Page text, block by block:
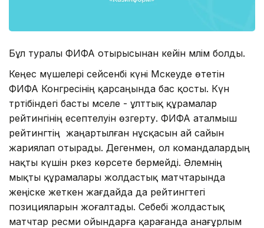
Бұл туралы ФИФА отырысынан кейін мәлім болды.
Кеңес мүшелері сейсенбі күні Мәскеуде өтетін
ФИФА Конгресінің қарсаңында бас қосты. Күн
тәртібіндегі басты мәселе - ұлттық құрамалар
рейтингінің есептелуін өзгерту. ФИФА аталмыш
рейтингтің жаңартылған нұсқасын ай сайын
жариялап отырады. Дегенмен, ол командалардың
нақты күшін әркез көрсете бермейді. Әлемнің
мықты құрамалары жолдастық матчтарында
жеңіске жеткен жағдайда да рейтингтегі
позицияларын жоғалтады. Себебі жолдастық
матчтар ресми ойындарға қарағанда анағұрлым